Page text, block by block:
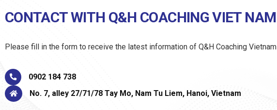
CONTACT WITH Q&H COACHING VIET NAM
Please fill in the form to receive the latest information of Q&H Coaching Vietnam
0902 184 738
No. 7, alley 27/71/78 Tay Mo, Nam Tu Liem, Hanoi, Vietnam